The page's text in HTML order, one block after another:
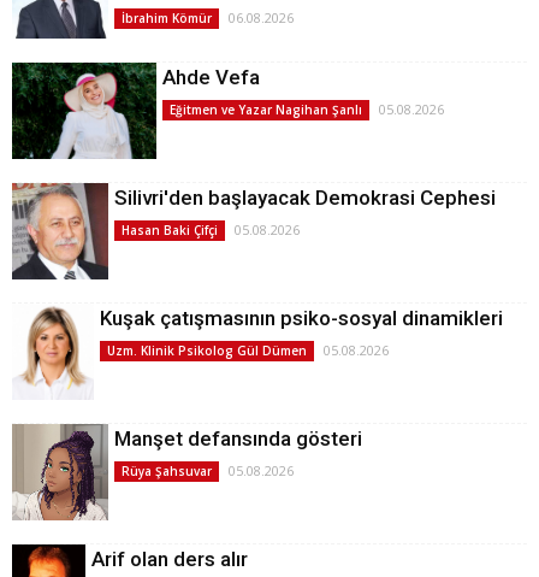
İbrahim Kömür 06.08.2026
Ahde Vefa
Eğitmen ve Yazar Nagihan Şanlı 05.08.2026
Silivri'den başlayacak Demokrasi Cephesi
Hasan Baki Çifçi 05.08.2026
Kuşak çatışmasının psiko-sosyal dinamikleri
Uzm. Klinik Psikolog Gül Dümen 05.08.2026
Manşet defansında gösteri
Rüya Şahsuvar 05.08.2026
Arif olan ders alır